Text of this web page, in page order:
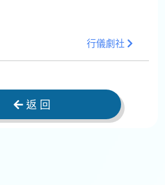
行儀劇社
返 回